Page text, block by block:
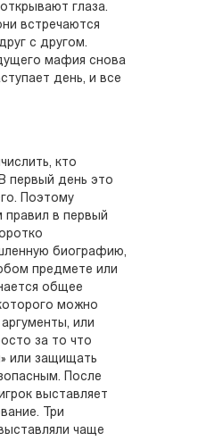
глаза.
встречаются
с другом.
мафия снова
день, и все
кто
первый день это
Поэтому
правил в первый
биографию,
предмете или
общее
можно
или
за то что
или защищать
После
выставляет
Три
чаще